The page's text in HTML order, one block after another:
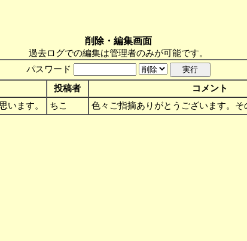
削除・編集画面
過去ログでの編集は管理者のみが可能です。
パスワード
投稿者 コメント
います。 ちこ 色々ご指摘ありがとうございます。そ